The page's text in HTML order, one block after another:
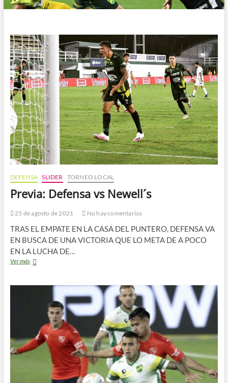
DEFENSA SLIDER TORNEO LOCAL
Previa: Defensa vs Newell´s
25 de agosto de 2021 No hay comentarios
TRAS EL EMPATE EN LA CASA DEL PUNTERO, DEFENSA VA
EN BUSCA DE UNA VICTORIA QUE LO META DE A POCO
EN LA LUCHA DE…
Ver másPrevia: